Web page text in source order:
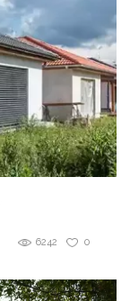
0
6242